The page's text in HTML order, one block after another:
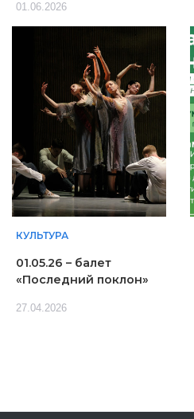
01.06.2026
КУЛЬТУРА
01.05.26 – балет
«Последний поклон»
27.04.2026